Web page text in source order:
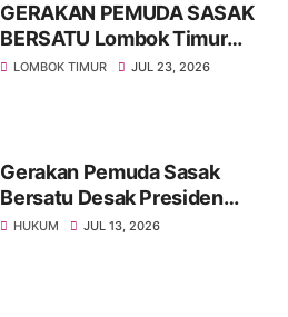
GERAKAN PEMUDA SASAK
BERSATU Lombok Timur
Angkat Bicara: Pemerintah
LOMBOK TIMUR JUL 23, 2026
Gerakan Pemuda Sasak
Bersatu Desak Presiden
Prabowo Lakukan
HUKUM JUL 13, 2026